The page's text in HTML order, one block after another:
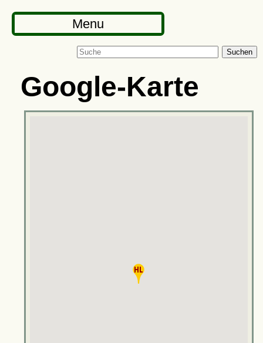
Menu
Suchen
Google-Karte